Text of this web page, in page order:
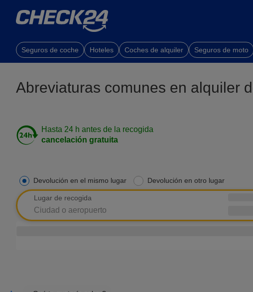
Seguros de coche Hoteles Coches de alquiler Seguros de moto
Abreviaturas comunes en alquiler
Hasta 24 h antes de la recogida
cancelación gratuita
Devolución en el mismo lugar Devolución en otro lugar
Lugar de recogida